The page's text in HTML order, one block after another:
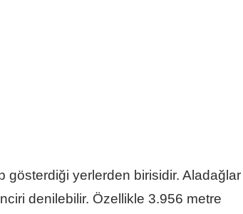
gösterdiği yerlerden birisidir. Aladağlar
denilebilir. Özellikle 3.956 metre